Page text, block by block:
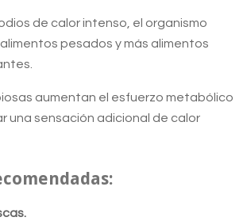
de calor intenso, el organismo
pesados y más alimentos
aumentan el esfuerzo metabólico
una sensación adicional de calor